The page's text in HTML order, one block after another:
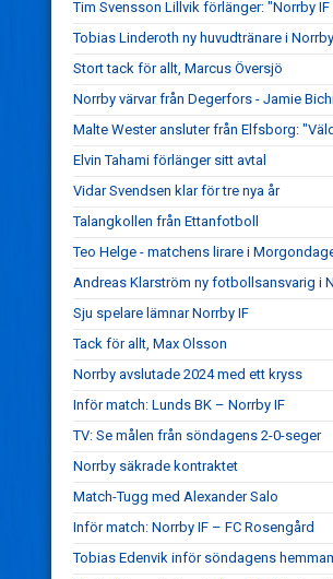
Tim Svensson Lillvik förlänger: "Norrby
Tobias Linderoth ny huvudtränare i
Stort tack för allt, Marcus Översjö
Norrby värvar från Degerfors - Jamie
Malte Wester ansluter från Elfsborg:
Elvin Tahami förlänger sitt avtal
Vidar Svendsen klar för tre nya år
Talangkollen från Ettanfotboll
Teo Helge - matchens lirare i
Andreas Klarström ny fotbollsansvarig i
Sju spelare lämnar Norrby IF
Tack för allt, Max Olsson
Norrby avslutade 2024 med ett kryss
Inför match: Lunds BK – Norrby IF
TV: Se målen från söndagens 2-0-seger
Norrby säkrade kontraktet
Match-Tugg med Alexander Salo
Inför match: Norrby IF – FC Rosengård
Tobias Edenvik inför söndagens